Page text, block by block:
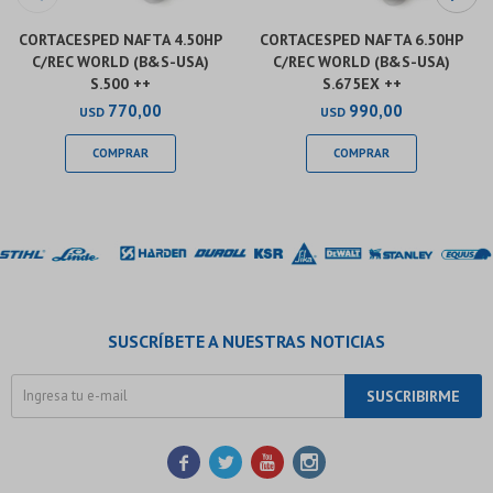
CORTACESPED NAFTA 4.50HP
C/REC WORLD (B&S-USA)
S.500 ++
USD 770,00
CORTACESPED NAFTA 6.50HP
C/REC WORLD (B&S-USA)
S.675EX ++
USD 990,00
SUSCRÍBETE A NUESTRAS NOTICIAS
SUSCRIBIRME
   